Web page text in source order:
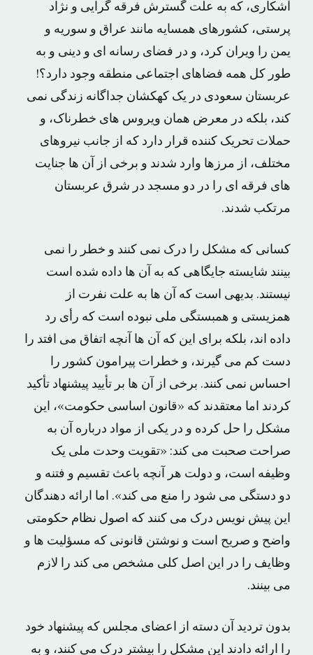
آشکاری، که به علت گسترش فرقه گرایی و نژاد
پرستی، کشورهای همسایه مانند عراق و سوریه و
یمن را ویران کرد، و در فضای رسانه ای و دینی و به
طور کل همه فضاهای اجتماعی منطقه وجود دارد؟!
عربستان سعودی در یک کهکشان جداگانه زندگی نمی
کند، بلکه در معرض همان ویروس های خطرناک، و
حملات تحریک کننده قرار دارد که از جانب نیروهای
مختلف، از مرزها وارد شدند و برخی از آن ها جنایت
های فرقه ای را در دو مسجد در شرق عربستان
مرتکب شدند.
کسانی که مشکل را درک نمی کنند و خطر را نمی
بینند شایسته جایگاهی که به آن ها داده شده است
نیستند. بدیهی است که آن ها به علت نفرت از
همزیستی و همبستگی ملی نبوده است که رأی رد
داده اند، بلکه برای این که آن ها آنچه اتفاق می افتد را
دست کم می گیرند، و خطرات پیرامون کشور را
احساس نمی کنند. برخی از آن ها بر تأیید پیشنهاد تأکید
کردند اما معتقدند که «قانون اساسی حکومت»، این
مشکل را حل کرده و در یکی از مواد درباره آن به
صراحت صحبت می کند: «تقویت وحدت ملی یک
وظیفه است، و دولت هر آنچه باعث تقسیم و فتنه و
دو دستگی می شود را منع می کند». اما ارائه دهندگان
این پیش نویس درک می کنند که اصول نظام حکومتی
واضح و صریح است و نوشتن قانونی که مسؤلیت ها و
وظایف را در این اصل کلی مشخص می کند را لازم
می بینند.
بدون تردید آن دسته از اعضای مجلس که پیشنهاد خود
را ارائه دادند این مشکل را بیشتر درک می کنند، و به